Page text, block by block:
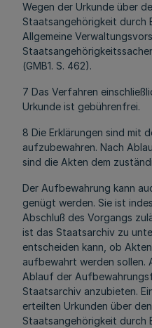
Wegen der Urkunde über
Staatsangehörigkeit durch
Allgemeine
(GMB1. S. 462).
7 Das Verfahren
Urkunde ist gebührenfrei.
8 Die Erklärungen sind mit
aufzubewahren. Nach
sind die Akten dem
Der Aufbewahrung kann
genügt werden. Sie ist
Abschluß des Vorgangs
ist das Staatsarchiv zu
entscheiden kann, ob
aufbewahrt werden sollen.
Ablauf der
Staatsarchiv anzubieten.
erteilten Urkunden über
Staatsangehörigkeit durch